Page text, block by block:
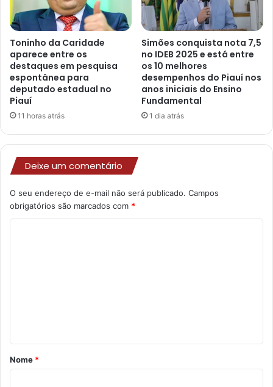
Toninho da Caridade
aparece entre os
destaques em pesquisa
espontânea para
deputado estadual no
Piauí
11 horas atrás
Simões conquista nota 7,5
no IDEB 2025 e está entre
os 10 melhores
desempenhos do Piauí nos
anos iniciais do Ensino
Fundamental
1 dia atrás
Deixe um comentário
O seu endereço de e-mail não será publicado. Campos
obrigatórios são marcados com *
rNome *